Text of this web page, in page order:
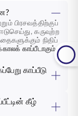
பிரசவத்திற்குப்
கருவுற்ற
நிதிப்
காப்பீடாகும் .
காப்பீடு
கீழ்